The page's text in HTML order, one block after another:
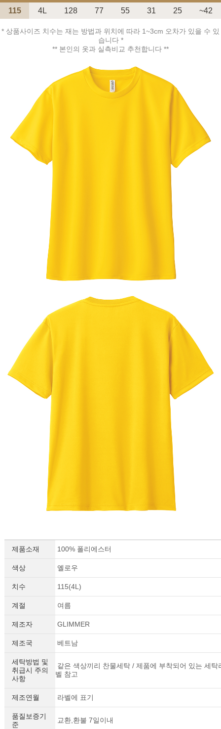
이코 라이프 하
PAYCO 바로구매
115 4L 128 77 55 31 25 ~42
* 상품사이즈 치수는 재는 방법과 위치에 따라 1~3cm 오차가 있을 수 있
습니다 *
** 본인의 옷과 실측비교 추천합니다 **
제품소재 100% 폴리에스터
색상 옐로우
치수 115(4L)
계절 여름
제조자 GLIMMER
제조국 베트남
세탁방법 및
취급시 주의
사항
같은 색상끼리 찬물세탁 / 제품에 부착되어 있는 세탁
벨 참고
제조연월 라벨에 표기
품질보증기
준
교환,환불 7일이내